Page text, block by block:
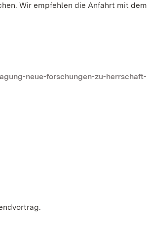
Wir empfehlen die Anfahrt mit dem
neue-forschungen-zu-herrschaft-